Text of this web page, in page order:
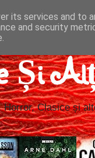
Și
Horror, Clasice și
its services and to
and security